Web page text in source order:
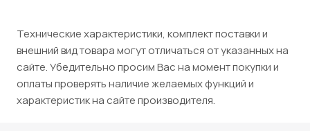
Технические характеристики, комплект поставки и
внешний вид товара могут отличаться от указанных на
сайте. Убедительно просим Вас на момент покупки и
оплаты проверять наличие желаемых функций и
характеристик на сайте производителя.